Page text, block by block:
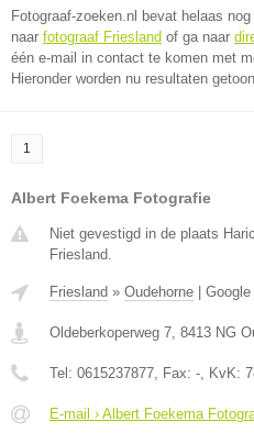
Fotograaf-zoeken.nl bevat helaas nog
naar fotograaf Friesland of ga naar
één e-mail in contact te komen met
Hieronder worden nu resultaten
1
Albert Foekema Fotografie
Niet gevestigd in de plaats
Friesland.
Friesland » Oudehorne
Oldeberkoperweg 7, 8413 NG
Tel: 0615237877, Fax: -, KvK:
E-mail › Albert Foekema